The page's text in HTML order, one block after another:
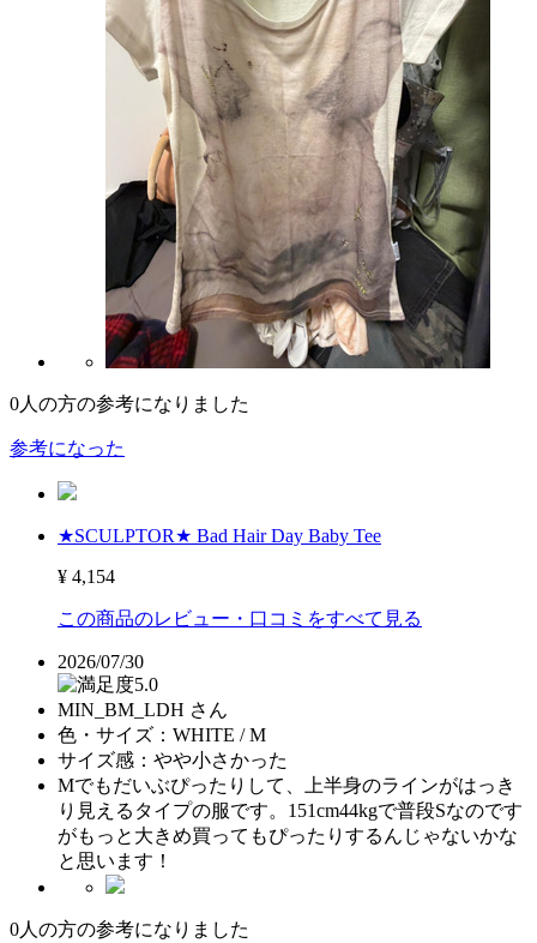
0人の方の参考になりました
参考になった
★SCULPTOR★ Bad Hair Day Baby Tee
¥ 4,154
この商品のレビュー・口コミをすべて見る
2026/07/30
5.0
MIN_BM_LDH さん
色・サイズ： WHITE / M
サイズ感： やや小さかった
Mでもだいぶぴったりして、上半身のラインがはっき
り見えるタイプの服です。151cm44kgで普段Sなのです
がもっと大きめ買ってもぴったりするんじゃないかな
と思います！
0人の方の参考になりました